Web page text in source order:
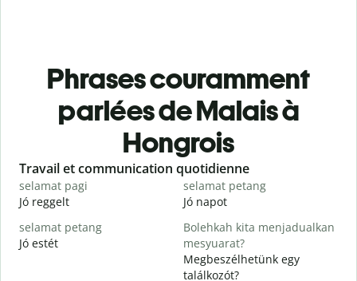
Phrases couramment
parlées de Malais à
Hongrois
Slide 1 of 6
Travail et communication quotidienne
selamat pagi
Jó reggelt
selamat petang
Jó napot
selamat petang
Jó estét
Bolehkah kita menjadualkan
mesyuarat?
Megbeszélhetünk egy
találkozót?